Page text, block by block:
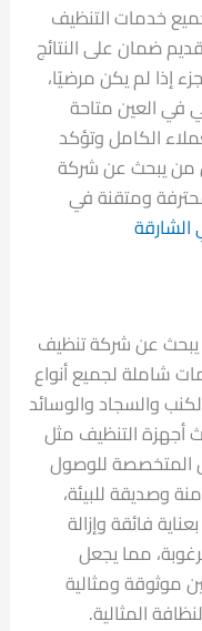
خدمات التنظيف
ضمان على النتائج
إذا لم يكن مرضيًا،
العين متاحة
الكامل وتؤكد
من يبحث عن شركة
ومتقنة في
يبحث عن شركة تنظيف
شاملة لجميع أنواع
والسجاد والوسائد
أجهزة التنظيف مثل
المتخصصة للوصول
وصديقة للبيئة،
فائقة وإزالة
مما يجعل
ومثالية
المثالية.